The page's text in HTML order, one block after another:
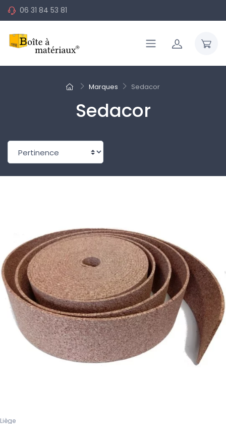
06 31 84 53 81
Marques Sedacor
Sedacor
Liège